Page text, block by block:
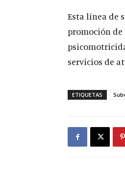
Esta línea de
promoción
servicios de
ETIQUETAS